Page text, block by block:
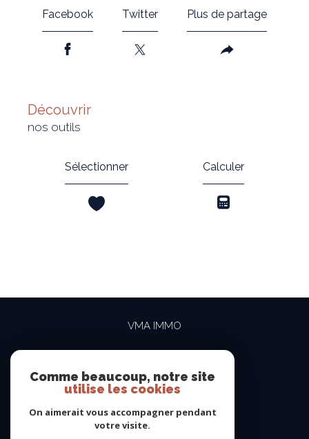
Facebook Twitter Plus de partage
découvrir
nos outils
Sélectionner Calculer
VMA IMMO
contact@vma-immo.com
19 rue des Rosiéristes
Comme beaucoup, notre site
utilise les cookies
On aimerait vous accompagner pendant
votre visite.